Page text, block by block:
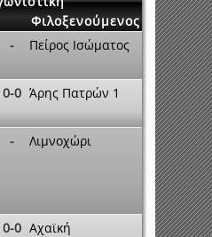
Φιλοξενούμενος
- Πείρος Ισώματος
0-0 Άρης Πατρών 1
- Λιμνοχώρι
0-0 Αχαϊκή